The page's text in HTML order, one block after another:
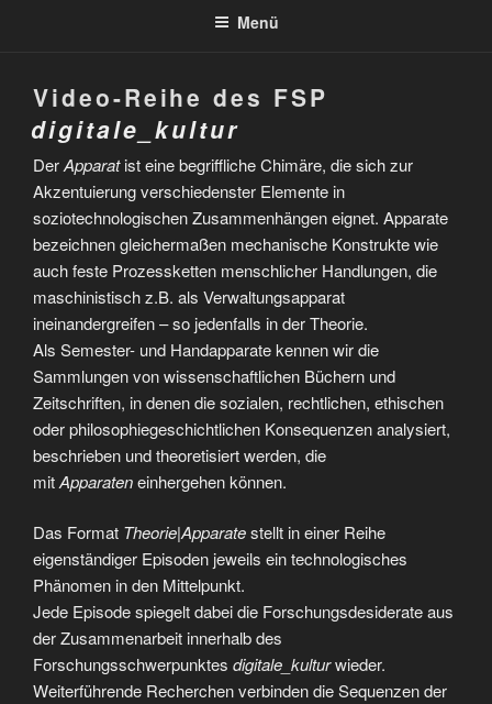
Menü
Video-Reihe des FSP
digitale_kultur
DerApparatist eine begriffliche Chimäre, die sich zur
Akzentuierung verschiedenster Elemente in
soziotechnologischen Zusammenhängen eignet. Apparate
bezeichnen gleichermaßen mechanische Konstrukte wie
auch feste Prozessketten menschlicher Handlungen, die
maschinistisch z.B. als Verwaltungsapparat
ineinandergreifen – so jedenfalls in der Theorie.
Als Semester- und Handapparate kennen wir die
Sammlungen von wissenschaftlichen Büchern und
Zeitschriften, in denen die sozialen, rechtlichen, ethischen
oder philosophiegeschichtlichen Konsequenzen analysiert,
beschrieben und theoretisiert werden, die
mitApparateneinhergehen können.
Das Format Theorie|Apparatestellt in einer Reihe
eigenständiger Episoden jeweils ein technologisches
Phänomen in den Mittelpunkt.
Jede Episode spiegelt dabei die Forschungsdesiderate aus
der Zusammenarbeit innerhalb des
Forschungsschwerpunktes digitale_kulturwieder.
Weiterführende Recherchen verbinden die Sequenzen der